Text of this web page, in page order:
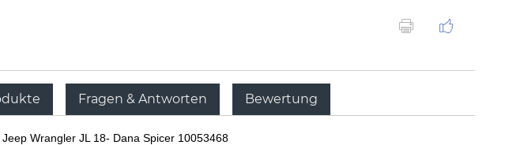
Fragen & Antworten Bewertung
Wrangler JL 18- Dana Spicer 10053468